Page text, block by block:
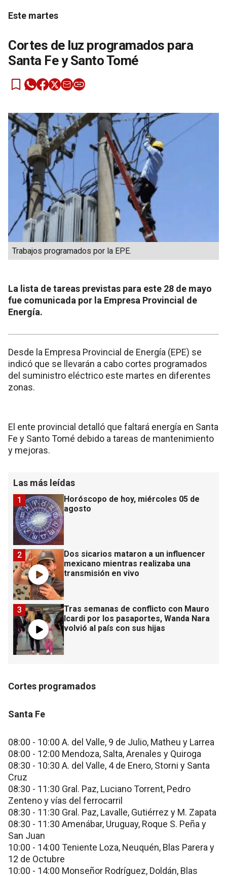
Este martes
Cortes de luz programados para
Santa Fe y Santo Tomé
Trabajos programados por la EPE.
La lista de tareas previstas para este 28 de mayo
fue comunicada por la Empresa Provincial de
Energía.
Desde la Empresa Provincial de Energía (EPE) se
indicó que se llevarán a cabo cortes programados
del suministro eléctrico este martes en diferentes
zonas.
El ente provincial detalló que faltará energía en Santa
Fe y Santo Tomé debido a tareas de mantenimiento
y mejoras.
Las más leídas
Horóscopo de hoy, miércoles 05 de
agosto
1
Dos sicarios mataron a un influencer
mexicano mientras realizaba una
transmisión en vivo
2
Tras semanas de conflicto con Mauro
Icardi por los pasaportes, Wanda Nara
volvió al país con sus hijas
3
Cortes programados
Sant a Fe
08:00 - 10:00 A. del Valle, 9 de Julio, Matheu y Larrea
08:00 - 12:00 Mendoza, Salta, Arenales y Quiroga
08:30 - 10:30 A. del Valle, 4 de Enero, Storni y Santa
Cruz
08:30 - 11:30 Gral. Paz, Luciano Torrent, Pedro
Zenteno y vías del ferrocarril
08:30 - 11:30 Gral. Paz, Lavalle, Gutiérrez y M. Zapata
08:30 - 11:30 Amenábar, Uruguay, Roque S. Peña y
San Juan
10:00 - 14:00 Teniente Loza, Neuquén, Blas Parera y
12 de Octubre
10:00 - 14:00 Monseñor Rodríguez, Doldán, Blas